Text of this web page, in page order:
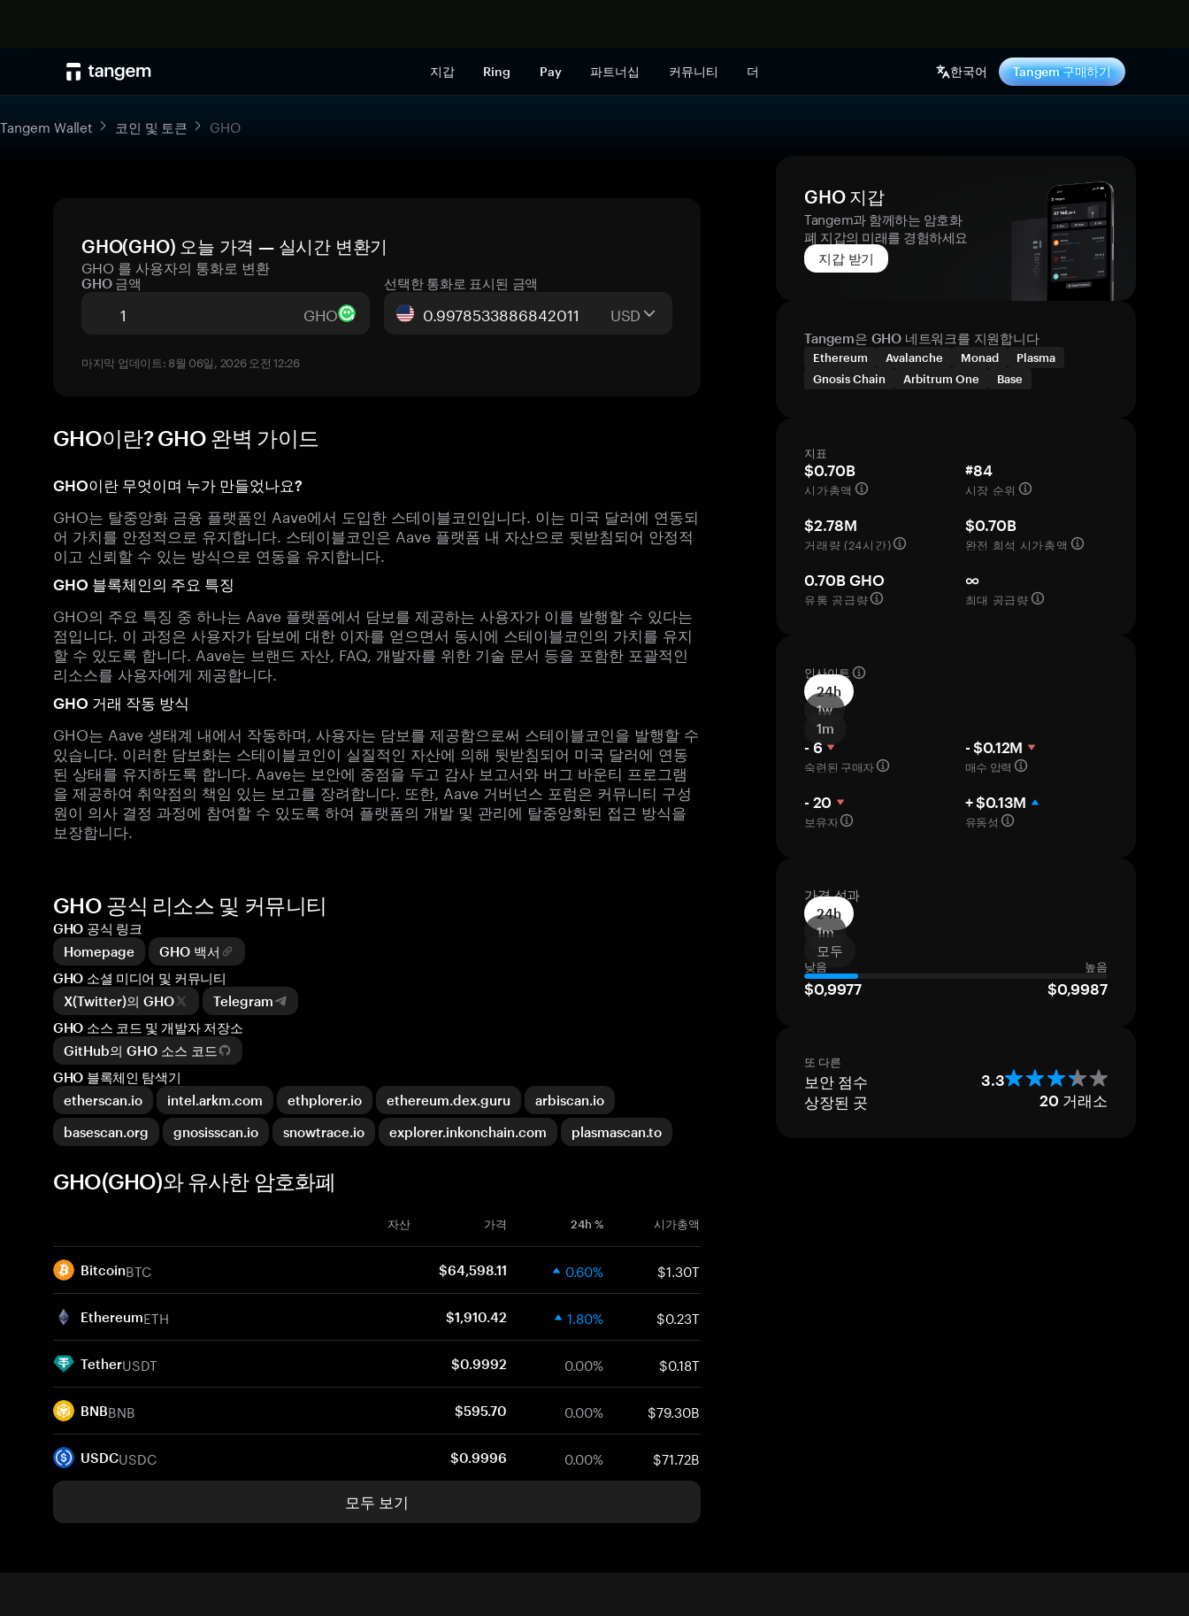
지갑 Ring Pay 파트너십 커뮤니티 더 한국어 Tangem 구매하기
Tangem Wallet 코인 및 토큰 GHO
GHO(GHO) 오늘 가격 — 실시간 변환기
GHO 를 사용자의 통화로 변환
GHO 금액
GHO
선택한 통화로 표시된 금액
USD
마지막 업데이트: 8월 06일, 2026 오전 12:26
GHO이란? GHO 완벽 가이드
GHO이란 무엇이며 누가 만들었나요?
GHO는 탈중앙화 금융 플랫폼인 Aave에서 도입한 스테이블코인입니다. 이는 미국 달러에 연동되
어 가치를 안정적으로 유지합니다. 스테이블코인은 Aave 플랫폼 내 자산으로 뒷받침되어 안정적
이고 신뢰할 수 있는 방식으로 연동을 유지합니다.
GHO 블록체인의 주요 특징
GHO의 주요 특징 중 하나는 Aave 플랫폼에서 담보를 제공하는 사용자가 이를 발행할 수 있다는
점입니다. 이 과정은 사용자가 담보에 대한 이자를 얻으면서 동시에 스테이블코인의 가치를 유지
할 수 있도록 합니다. Aave는 브랜드 자산, FAQ, 개발자를 위한 기술 문서 등을 포함한 포괄적인
리소스를 사용자에게 제공합니다.
GHO 거래 작동 방식
GHO는 Aave 생태계 내에서 작동하며, 사용자는 담보를 제공함으로써 스테이블코인을 발행할 수
있습니다. 이러한 담보화는 스테이블코인이 실질적인 자산에 의해 뒷받침되어 미국 달러에 연동
된 상태를 유지하도록 합니다. Aave는 보안에 중점을 두고 감사 보고서와 버그 바운티 프로그램
을 제공하여 취약점의 책임 있는 보고를 장려합니다. 또한, Aave 거버넌스 포럼은 커뮤니티 구성
원이 의사 결정 과정에 참여할 수 있도록 하여 플랫폼의 개발 및 관리에 탈중앙화된 접근 방식을
보장합니다.
GHO 지갑
Tangem과 함께하는 암호화
폐 지갑의 미래를 경험하세요
지갑 받기
Tangem은 GHO 네트워크를 지원합니다
Ethereum Avalanche Monad
Plasma
Gnosis Chain
Arbitrum One Base
지표
$0.70B
시가총액
#84
시장 순위
$2.78M
거래량 (24시간)
$0.70B
완전 희석 시가총액
0.70B GHO
유통 공급량
∞
최대 공급량
인사이트
24h
1w
1m
- 6
숙련된 구매자
- $0.12M
매수 압력
- 20
보유자
+ $0.13M
유동성
가격 성과
24h
1m
모두
낮음 높음
$0,9977 $0,9987
또 다른
보안 점수 3.3
상장된 곳 20 거래소
GHO 공식 리소스 및 커뮤니티
GHO 공식 링크
Homepage
GHO 백서
GHO 소셜 미디어 및 커뮤니티
X(Twitter)의 GHO
Telegram
GHO 소스 코드 및 개발자 저장소
GitHub의 GHO 소스 코드
GHO 블록체인 탐색기
etherscan.io
intel.arkm.com ethplorer.io ethereum.dex.guru
arbiscan.io
basescan.org
gnosisscan.io snowtrace.io explorer.inkonchain.com plasmascan.to
GHO(GHO)와 유사한 암호화폐
자산 가격 24h % 시가총액
BitcoinBTC $64,598.11 0.60% $1.30T
EthereumETH $1,910.42 1.80% $0.23T
TetherUSDT $0.9992 0.00% $0.18T
BNBBNB $595.70 0.00% $79.30B
USDCUSDC $0.9996 0.00% $71.72B
모두 보기